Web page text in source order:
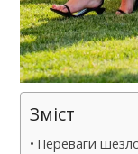
Зміст
Переваги